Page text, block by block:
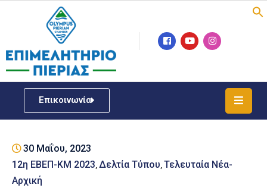
Επικοινωνία
Επιμελητήριο
Νέα
ΓΕΜΗ
Μητρώου
30 Μαΐου, 2023
12η ΕΒΕΠ-ΚΜ 2023 Δελτία Τύπου Τελευταία Νέα-
Αρχική